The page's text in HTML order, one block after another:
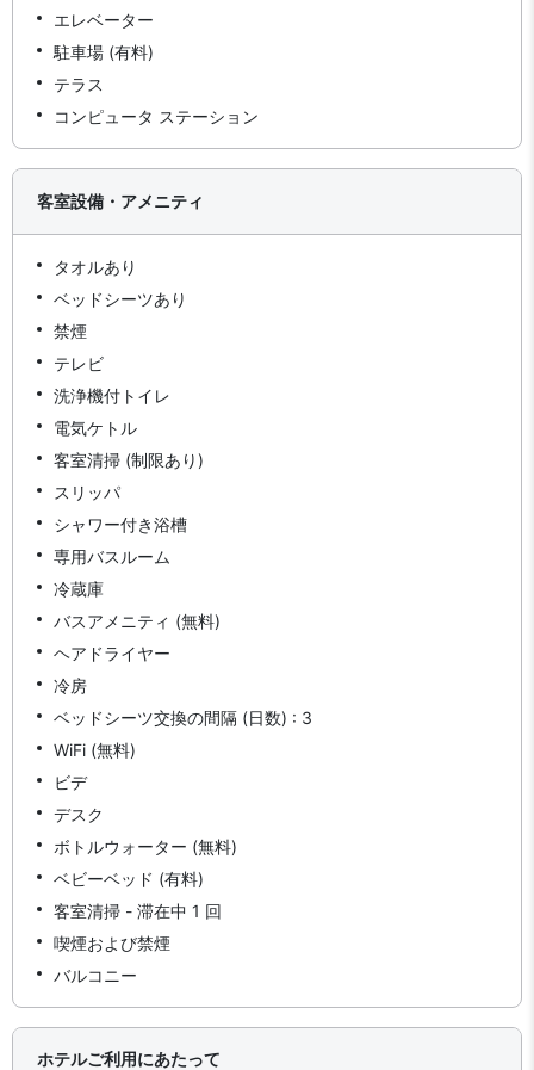
エレベーター
駐車場 (有料)
テラス
コンピュータ ステーション
客室設備・アメニティ
タオルあり
ベッドシーツあり
禁煙
テレビ
洗浄機付トイレ
電気ケトル
客室清掃 (制限あり)
スリッパ
シャワー付き浴槽
専用バスルーム
冷蔵庫
バスアメニティ (無料)
ヘアドライヤー
冷房
ベッドシーツ交換の間隔 (日数) : 3
WiFi (無料)
ビデ
デスク
ボトルウォーター (無料)
ベビーベッド (有料)
客室清掃 - 滞在中 1 回
喫煙および禁煙
バルコニー
ホテルご利用にあたって